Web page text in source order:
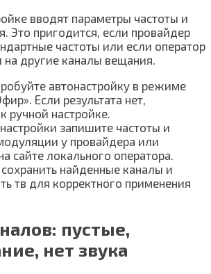
вводят параметры частоты и
Это пригодится, если провайдер
частоты или если оператор
другие каналы вещания.
автонастройку в режиме
Если результата нет,
ручной настройке.
запишите частоты и
у провайдера или
сайте локального оператора.
сохранить найденные каналы и
тв для корректного применения
пустые,
нет звука